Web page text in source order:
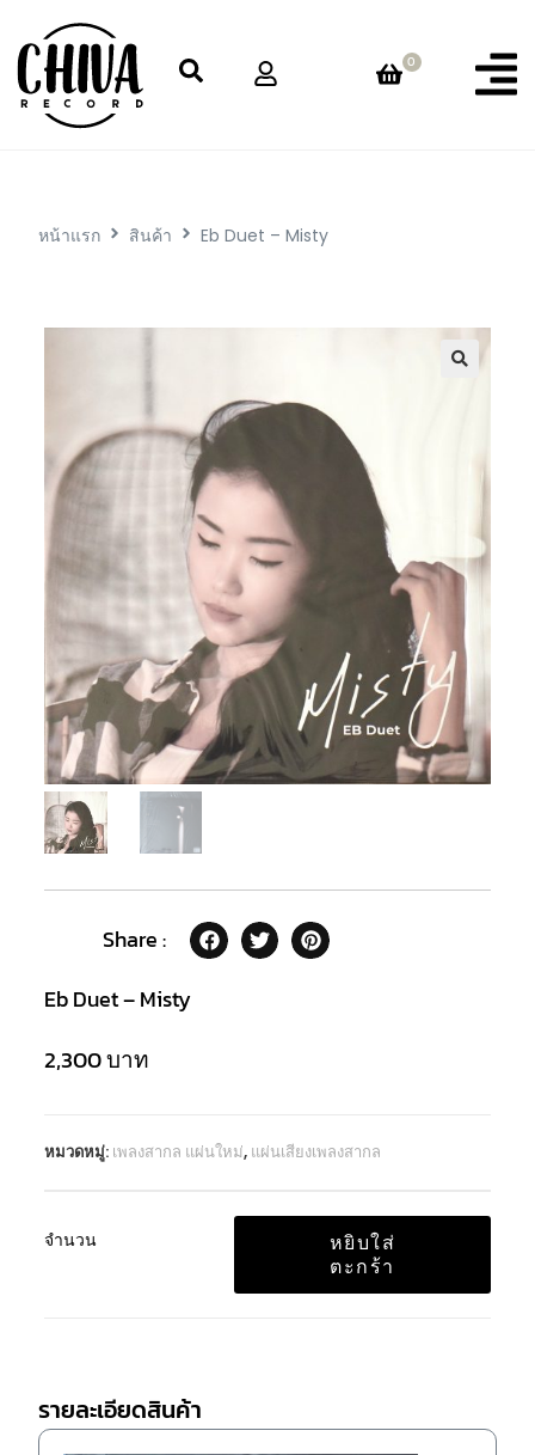
0
หน้าแรก สินค้า Eb Duet – Misty
Share :
Eb Duet – Misty
2,300บาท
หมวดหมู่: เพลงสากล แผ่นใหม่, แผ่นเสียงเพลงสากล
จำนวน
หยิบใส่
ตะกร้า
รายละเอียดสินค้า